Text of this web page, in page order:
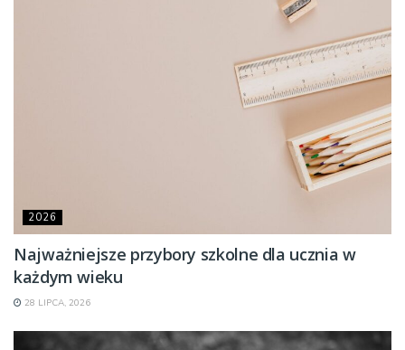
2026
Najważniejsze przybory szkolne dla ucznia w
każdym wieku
28 LIPCA, 2026